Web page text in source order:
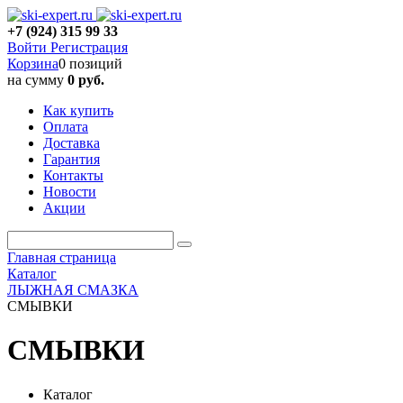
+7 (924) 315 99 33
Войти Регистрация
Корзина0 позиций
на сумму 0 руб.
Как купить
Оплата
Доставка
Гарантия
Контакты
Новости
Акции
Главная страница
Каталог
ЛЫЖНАЯ СМАЗКА
СМЫВКИ
СМЫВКИ
Каталог